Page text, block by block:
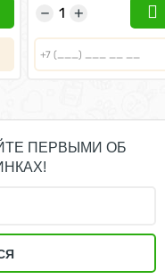
+
−
ПЕРВЫМИ ОБ